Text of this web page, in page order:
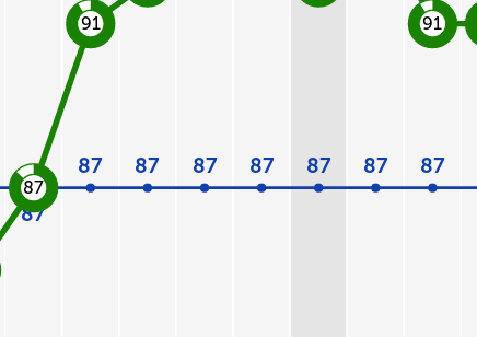
87
87 87 87 87 87 87 87
87
91 91